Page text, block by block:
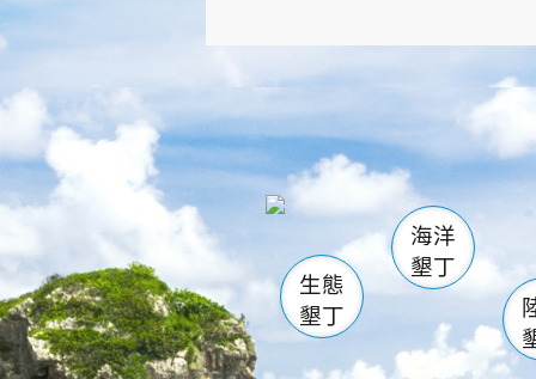
龜山 海生館
恆春
龍鑾潭自
瓊麻館
關山
白砂
生態
墾丁
海洋
墾丁